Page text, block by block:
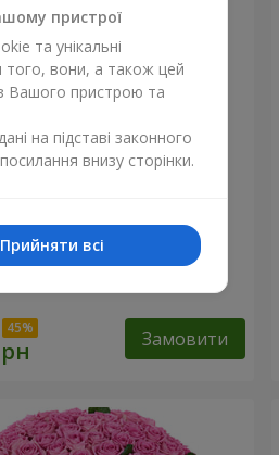
Замовити
пристрої
та унікальні
того, вони, а також цей
Вашого пристрою та
на підставі законного
внизу сторінки.
Прийняти всі